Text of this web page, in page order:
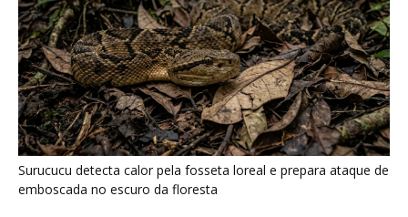
Últimas noticias
“A chuva carrega um inventário da copa”: o
método que encontrou...
7 de agosto de 2026
Araponga combina caixa torácica adaptada e
canto metálico para alcançar a...
7 de agosto de 2026